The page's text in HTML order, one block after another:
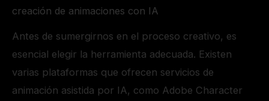
creación de animaciones con IA
Antes de sumergirnos en el proceso creativo, es
esencial elegir la herramienta adecuada. Existen
varias plataformas que ofrecen servicios de
animación asistida por IA, como Adobe Character